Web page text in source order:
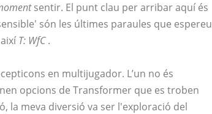
sentir. El punt clau per arribar aquí és
són les últimes paraules que espereu
T: WfC.
en multijugador. L’un no és
opcions de Transformer que es troben
la meva diversió va ser l'exploració del